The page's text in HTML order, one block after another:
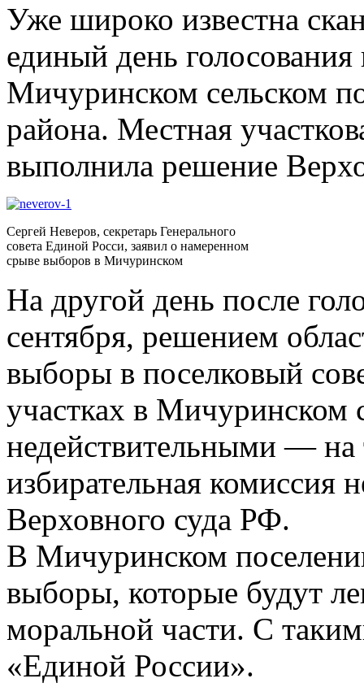
Уже широко известна
единый день
Мичуринском сельском
района. Местная
выполнила решение
Сергей Неверов, секретарь Генерального
совета Единой Росси, заявил о намеренном
срыве выборов в Мичуринском
На другой день после
сентября, решением
выборы в поселковый
участках в Мичуринском
недействительными — на
избирательная комиссия
Верховного суда РФ.
В Мичуринском
выборы, которые будут
моральной части. С
«Единой России».